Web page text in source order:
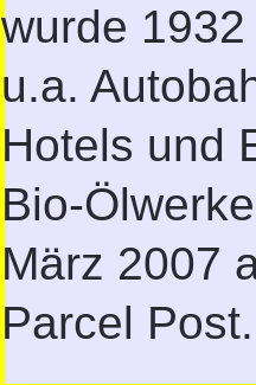
wurde
u.a.
Hotels und
Bio-
März 2007
Parcel Post.